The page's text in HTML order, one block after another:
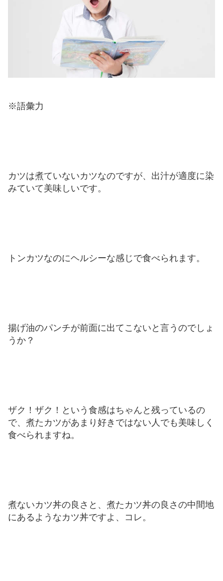
※語彙力
カツは煮ていないカツなのですが、出汁が適度に染
みていて美味しいです。
トンカツなのにヘルシーな感じで食べられます。
揚げ油のパンチが前面に出てこないと言うのでしょ
うか？
ザク！ザク！という食感はちゃんと残っているの
で、煮たカツがあまり好きではない人でも美味しく
食べられますね。
煮ないカツ丼の良さと、煮たカツ丼の良さの中間地
にあるようなカツ丼ですよ、コレ。